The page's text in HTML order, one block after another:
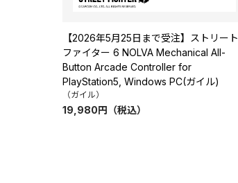
【2026年5月25日まで受注】ストリート
ファイター 6 NOLVA Mechanical All-
Button Arcade Controller for
PlayStation5, Windows PC(ガイル)
（ガイル）
19,980円 （税込）